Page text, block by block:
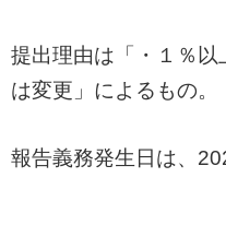
提出理由は「・１％
は変更」によるもの。
報告義務発生日は、